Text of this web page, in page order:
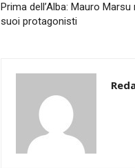
Prima dell’Alba: Mauro
suoi protagonisti